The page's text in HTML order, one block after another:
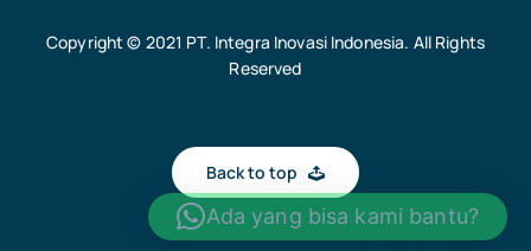
Copyright © 2021 PT. Integra Inovasi Indonesia. All Rights
Reserved
Back to top
Ada yang bisa kami bantu?